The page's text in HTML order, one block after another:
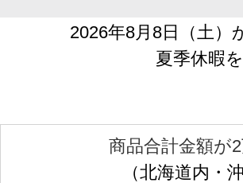
2026年8月8日（土）
夏季休暇
商品合計金額が
（北海道内・